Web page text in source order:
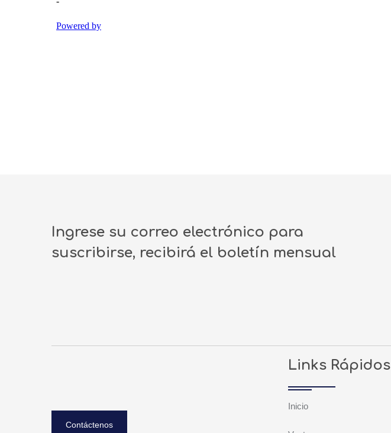
Ingrese su correo electrónico para
suscribirse, recibirá el boletín mensual
Contáctenos
Links Rápidos
Inicio